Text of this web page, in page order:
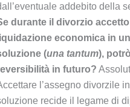
addebito della
durante il divorzio
liquidazione economica in
(una tantum),
in futuro?
l’assegno divorzile
recide il legame di